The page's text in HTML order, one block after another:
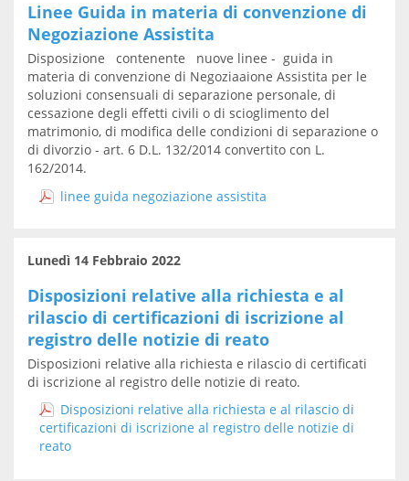
Linee Guida in materia di convenzione di
Negoziazione Assistita
Disposizione contenente nuove linee - guida in
materia di convenzione di Negoziaaione Assistita per le
soluzioni consensuali di separazione personale, di
cessazione degli effetti civili o di scioglimento del
matrimonio, di modifica delle condizioni di separazione o
di divorzio - art. 6 D.L. 132/2014 convertito con L.
162/2014.
linee guida negoziazione assistita
Lunedì 14 Febbraio 2022
Disposizioni relative alla richiesta e al
rilascio di certificazioni di iscrizione al
registro delle notizie di reato
Disposizioni relative alla richiesta e rilascio di certificati
di iscrizione al registro delle notizie di reato.
Disposizioni relative alla richiesta e al rilascio di
certificazioni di iscrizione al registro delle notizie di
reato